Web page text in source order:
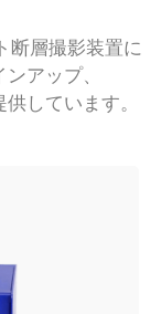
断層撮影装置に
アップ、
しています。